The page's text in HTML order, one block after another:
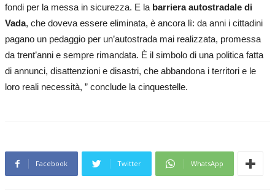
fondi per la messa in sicurezza. E la barriera autostradale di
Vada, che doveva essere eliminata, è ancora lì: da anni i cittadini
pagano un pedaggio per un’autostrada mai realizzata, promessa
da trent’anni e sempre rimandata. È il simbolo di una politica fatta
di annunci, disattenzioni e disastri, che abbandona i territori e le
loro reali necessità, ” conclude la cinquestelle.
Facebook Twitter WhatsApp